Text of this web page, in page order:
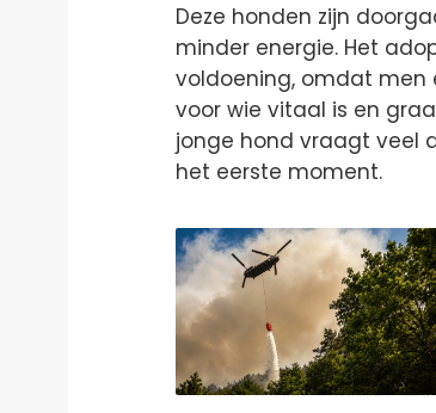
Deze honden zijn
minder energie. Het
voldoening, omdat men
voor wie vitaal is en
jonge hond vraagt veel
het eerste moment.